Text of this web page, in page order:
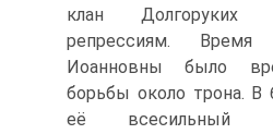
клан Долгоруких
репрессиям. Время
Иоанновны было
борьбы около трона. В
её всесильный